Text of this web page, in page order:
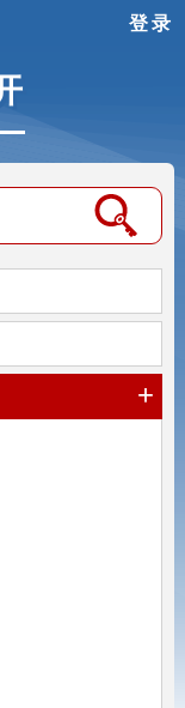
登录
+